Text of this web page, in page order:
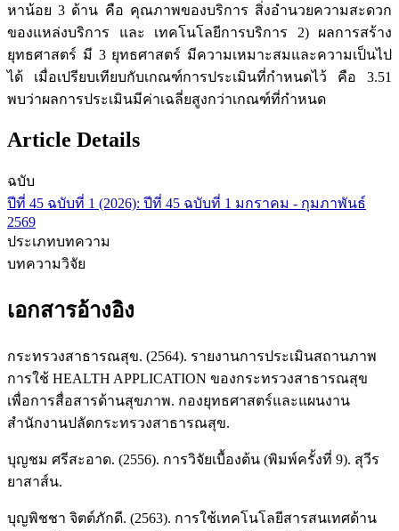
หาน้อย 3 ด้าน คือ คุณภาพของบริการ สิ่งอำนวยความสะดวก
ของแหล่งบริการ และ เทคโนโลยีการบริการ 2) ผลการสร้าง
ยุทธศาสตร์ มี 3 ยุทธศาสตร์ มีความเหมาะสมและความเป็นไป
ได้ เมื่อเปรียบเทียบกับเกณฑ์การประเมินที่กำหนดไว้ คือ 3.51
พบว่าผลการประเมินมีค่าเฉลี่ยสูงกว่าเกณฑ์ที่กำหนด
Article Details
ฉบับ
ปีที่ 45 ฉบับที่ 1 (2026): ปีที่ 45 ฉบับที่ 1 มกราคม - กุมภาพันธ์
2569
ประเภทบทความ
บทความวิจัย
เอกสารอ้างอิง
กระทรวงสาธารณสุข. (2564). รายงานการประเมินสถานภาพ
การใช้ HEALTH APPLICATION ของกระทรวงสาธารณสุข
เพื่อการสื่อสารด้านสุขภาพ. กองยุทธศาสตร์และแผนงาน
สำนักงานปลัดกระทรวงสาธารณสุข.
บุญชม ศรีสะอาด. (2556). การวิจัยเบื้องต้น (พิมพ์ครั้งที่ 9). สุวีร
ยาสาส์น.
บุญพิชชา จิตต์ภักดี. (2563). การใช้เทคโนโลยีสารสนเทศด้าน